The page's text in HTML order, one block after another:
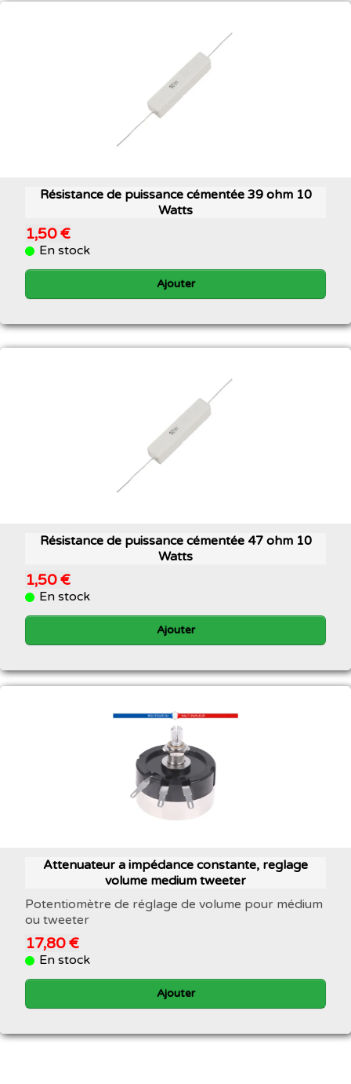
Résistance de puissance cémentée 39 ohm 10
Watts
1,50 €
En stock
Ajouter
Résistance de puissance cémentée 47 ohm 10
Watts
1,50 €
En stock
Ajouter
Attenuateur a impédance constante, reglage
volume medium tweeter
Potentiomètre de réglage de volume pour médium
ou tweeter
17,80 €
En stock
Ajouter